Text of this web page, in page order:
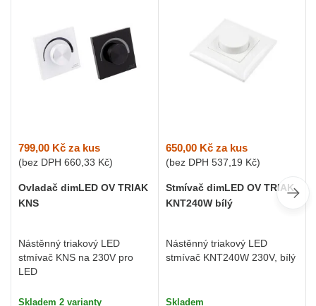
799,00 Kč za kus
(bez DPH 660,33 Kč)
Ovladač dimLED OV TRIAK
KNS
Nástěnný triakový LED
stmívač KNS na 230V pro
LED
Skladem 2 varianty
650,00 Kč za kus
(bez DPH 537,19 Kč)
Stmívač dimLED OV TRIAK
KNT240W bílý
Nástěnný triakový LED
stmívač KNT240W 230V, bílý
Skladem